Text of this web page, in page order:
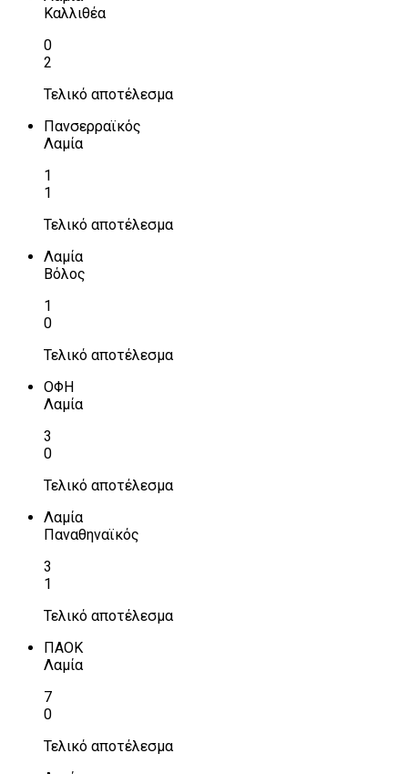
Καλλιθέα
0
2
Τελικό αποτέλεσμα
Πανσερραϊκός
Λαμία
1
1
Τελικό αποτέλεσμα
Λαμία
Βόλος
1
0
Τελικό αποτέλεσμα
ΟΦΗ
Λαμία
3
0
Τελικό αποτέλεσμα
Λαμία
Παναθηναϊκός
3
1
Τελικό αποτέλεσμα
ΠΑΟΚ
Λαμία
7
0
Τελικό αποτέλεσμα